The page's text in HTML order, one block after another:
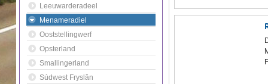
Leeuwarderadeel
Menameradiel
Ooststellingwerf
Opsterland
Smallingerland
Súdwest Fryslân